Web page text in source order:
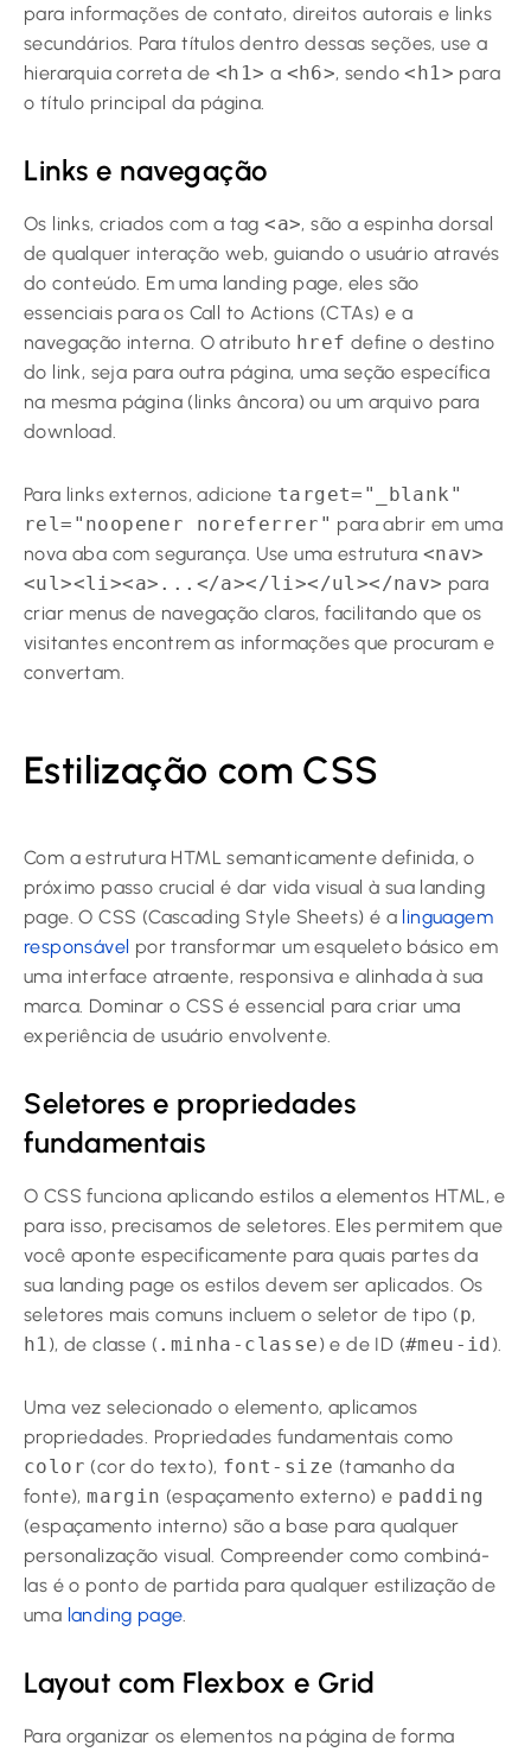
para informações de contato, direitos autorais e links
secundários. Para títulos dentro dessas seções, use a
hierarquia correta de <h1> a <h6>, sendo<h1> para
o título principal da página.
Links e navegação
Os links, criados com a tag<a>, são a espinha dorsal
de qualquer interação web, guiando o usuário através
do conteúdo. Em uma landing page, eles são
essenciais para os Call to Actions (CTAs) e a
navegação interna. O atributo href define o destino
do link, seja para outra página, uma seção específica
na mesma página (links âncora) ou um arquivo para
download.
Para links externos, adicione target="_blank"
rel="noopener noreferrer" para abrir em uma
nova aba com segurança. Use uma estrutura <nav>
<ul><li><a>...</a></li></ul></nav> para
criar menus de navegação claros, facilitando que os
visitantes encontrem as informações que procuram e
convertam.
Estilização com CSS
Com a estrutura HTML semanticamente definida, o
próximo passo crucial é dar vida visual à sua landing
page. O CSS (Cascading Style Sheets) é a linguagem
responsável por transformar um esqueleto básico em
uma interface atraente, responsiva e alinhada à sua
marca. Dominar o CSS é essencial para criar uma
experiência de usuário envolvente.
Seletores e propriedades
fundamentais
O CSS funciona aplicando estilos a elementos HTML, e
para isso, precisamos de seletores. Eles permitem que
você aponte especificamente para quais partes da
sua landing page os estilos devem ser aplicados. Os
seletores mais comuns incluem o seletor de tipo (p,
h1 ), de classe ( .minha-classe) e de ID (#meu-id).
Uma vez selecionado o elemento, aplicamos
propriedades. Propriedades fundamentais como
color (cor do texto), font-size (tamanho da
fonte),margin (espaçamento externo) e padding
(espaçamento interno) são a base para qualquer
personalização visual. Compreender como combiná-
las é o ponto de partida para qualquer estilização de
uma landing page
Layout com Flexbox e Grid
Para organizar os elementos na página de forma